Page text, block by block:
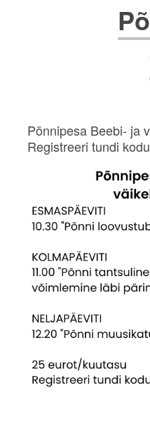
Põnnipesa Beebi- ja
Registreeri tundi